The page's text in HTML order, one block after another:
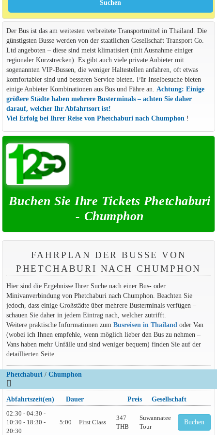
Der Bus ist das am weitesten verbreitete Transportmittel in Thailand. Die
günstigsten Busse werden von der staatlichen Gesellschaft Transport Co.
Ltd angeboten – diese sind meist klimatisiert (mit Ausnahme einiger
regionaler Kurzstrecken). Es gibt auch viele private Anbieter mit
sogenannten VIP-Bussen, die weniger Haltestellen anfahren, oft etwas
komfortabler sind und besseren Service bieten. Für Inselbesuche bieten
einige Anbieter Kombinationen aus Bus und Fähre an. Achtung: Einige
größere Städte haben mehrere Busterminals – achten Sie daher
darauf, welcher Ihr Abfahrtsort ist!
Viel Erfolg bei Ihrer Reise von Phetchaburi nach Chumphon !
Buchen Sie Ihre Tickets Phetchaburi
- Chumphon
FAHRPLAN DER BUSSE VON
PHETCHABURI NACH CHUMPHON
Hier sind die Ergebnisse Ihrer Suche nach einer Bus- oder
Minivanverbindung von Phetchaburi nach Chumphon. Beachten Sie
jedoch, dass einige Großstädte über mehrere Busterminals verfügen –
schauen Sie daher in jedem Eintrag nach, welcher zutrifft.
Weitere praktische Informationen zum Busreisen in Thailandoder Van
(wobei ich Ihnen empfehle, wenn möglich lieber den Bus zu nehmen –
Vans haben mehr Unfälle und sind weniger bequem) finden Sie auf der
detaillierten Seite.
Phetchaburi / Chumphon
Abfahrtszeit(en) Dauer Preis Gesellschaft
02:30 - 04:30 -
10:30 - 18:30 -
20:30
5:00 First Class
347
THB
Suwannatee
Tour
Buchen